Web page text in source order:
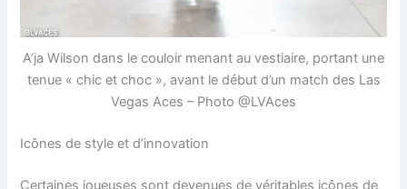
A’ja Wilson dans le couloir menant au vestiaire, portant une
tenue « chic et choc », avant le début d’un match des Las
Vegas Aces – Photo @LVAces
Icônes de style et d’innovation
Certaines joueuses sont devenues de véritables icônes de